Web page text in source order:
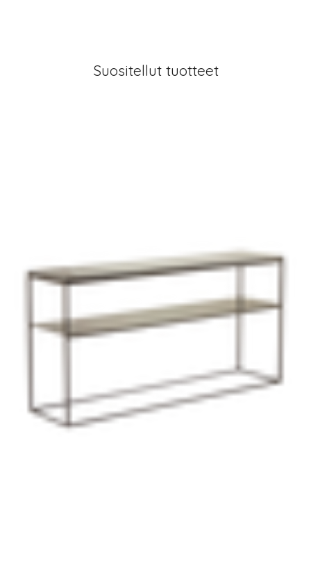
Suositellut tuotteet